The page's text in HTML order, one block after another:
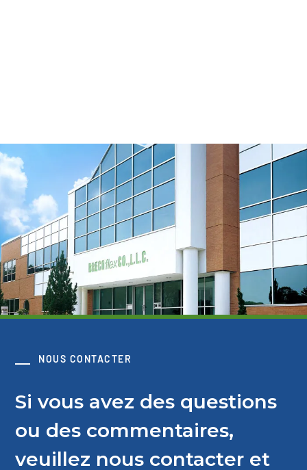
NOUS CONTACTER
Si vous avez des questions
ou des commentaires,
veuillez nous contacter et